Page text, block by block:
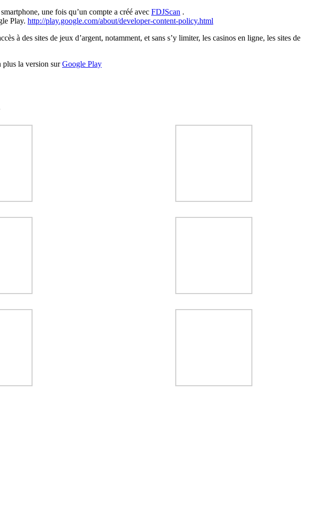
une fois qu’un compte a créé avec FDJScan .
Play. http://play.google.com/about/developer-content-policy.html
à des sites de jeux d’argent, notamment, et sans s’y limiter, les casinos en ligne, les sites de
plus la version surGoogle Play